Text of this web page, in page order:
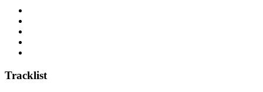
Tracklist